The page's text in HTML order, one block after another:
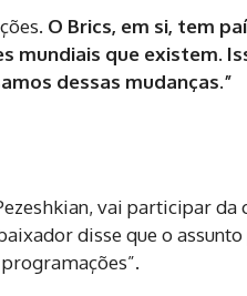
O Brics, em si, tem
mundiais que existem.
dessas mudanças.”
vai participar da
disse que o